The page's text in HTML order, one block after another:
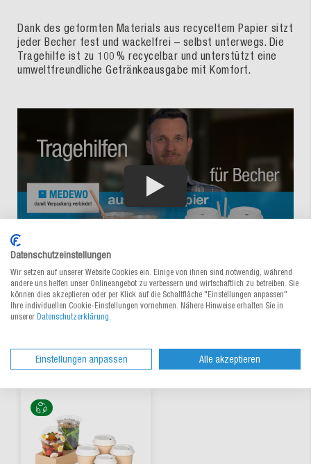
Dank des geformten Materials aus recyceltem Papier sitzt
jeder Becher fest und wackelfrei – selbst unterwegs. Die
Tragehilfe ist zu 100 % recycelbar und unterstützt eine
umweltfreundliche Getränkeausgabe mit Komfort.
Alternative Produkte
Datenschutzeinstellungen
Wir setzen auf unserer Website Cookies ein. Einige von ihnen sind notwendig, während
andere uns helfen unser Onlineangebot zu verbessern und wirtschaftlich zu betreiben. Sie
können dies akzeptieren oder per Klick auf die Schaltfläche "Einstellungen anpassen"
Ihre individuellen Cookie-Einstellungen vornehmen. Nähere Hinweise erhalten Sie in
unserer Datenschutzerklärung.
Einstellungen anpassen Alle akzeptieren